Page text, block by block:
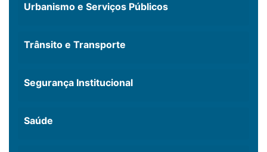
Urbanismo e Serviços Públicos
Trânsito e Transporte
Segurança Institucional
Saúde